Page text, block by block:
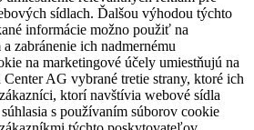
sídlach. Ďalšou výhodou týchto
informácie možno použiť na
zabránenie ich nadmernému
na marketingové účely umiestňujú na
AG vybrané tretie strany, ktoré ich
ktorí navštívia webové sídla
s používaním súborov cookie